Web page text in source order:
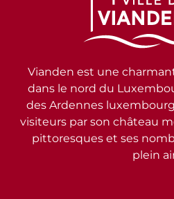
Vianden est une
dans le nord du
des Ardennes
visiteurs par son château
pittoresques et ses
plein